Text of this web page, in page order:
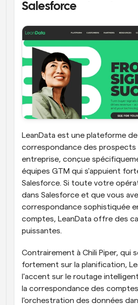
Salesforce
LeanData est une plateforme
correspondance des prospects
entreprise, conçue
équipes GTM qui s'appuient
Salesforce. Si toute votre
dans Salesforce et que vous
correspondance sophistiquée
comptes, LeanData offre des
puissantes.
Contrairement à Chili Piper, qui
fortement sur la planification,
l'accent sur le routage
la correspondance des
l'orchestration des données